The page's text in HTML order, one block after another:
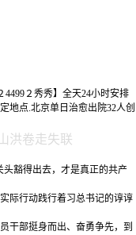
4499２秀秀】全天24小时安排
地点.北京单日治愈出院32人创
洪卷走失联
豁得出去，才是真正的共产
行动践行着习总书记的谆谆
部挺身而出、奋勇争先，到